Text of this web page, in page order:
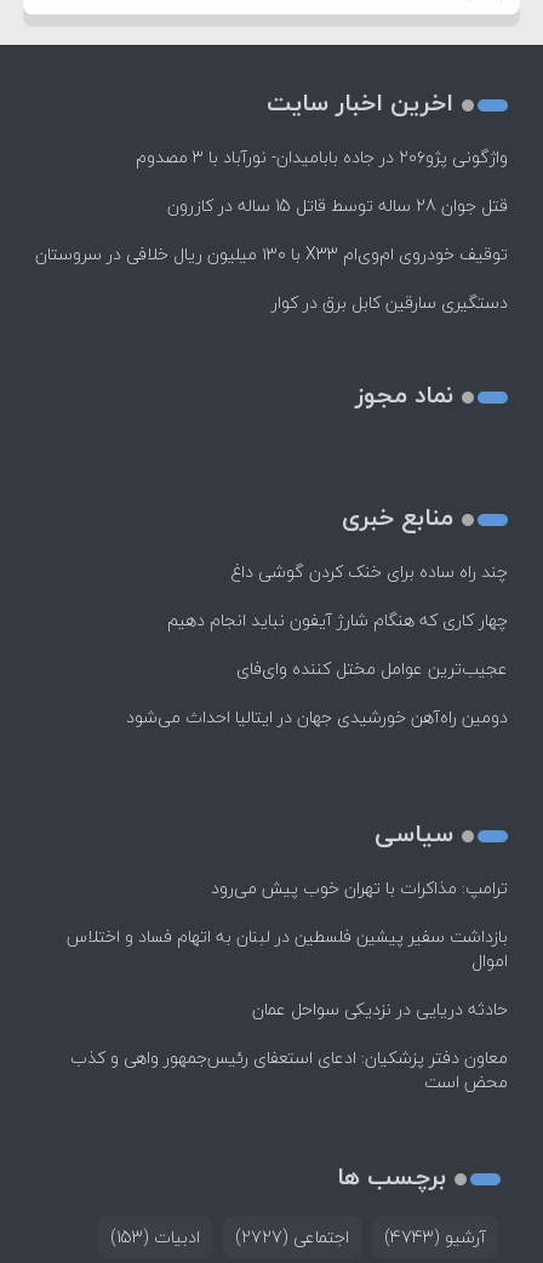
اخرین اخبار سایت
واژگونی پژو۲۰۶ در جاده بابامیدان- نورآباد با ۳ مصدوم
قتل جوان 28 ساله توسط قاتل 15 ساله در کازرون
توقیف خودروی ام‌وی‌ام X33 با ۱۳۰ میلیون ریال خلافی در سروستان
دستگیری سارقین کابل برق در کوار
نماد مجوز
منابع خبری
چند راه‌ ساده برای خنک کردن گوشی داغ
چهار کاری که هنگام شارژ آیفون نباید انجام دهیم
عجیب‌ترین عوامل مختل کننده وای‌فای
دومین راه‌آهن خورشیدی جهان در ایتالیا احداث می‌شود
سیاسی
ترامپ: مذاکرات با تهران خوب پیش می‌رود
بازداشت سفیر پیشین فلسطین در لبنان به اتهام فساد و اختلاس
اموال
حادثه دریایی در نزدیکی سواحل عمان
معاون دفتر پزشکیان: ادعای استعفای رئیس‌جمهور واهی و کذب
محض است
برچسب ها
آرشیو (4743) اجتماعی (2727) ادبیات (153)